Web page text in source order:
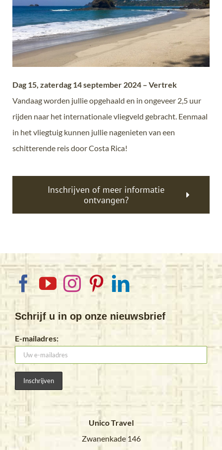
Dag 15, zaterdag 14 september 2024 – Vertrek
Vandaag worden jullie opgehaald en in ongeveer 2,5 uur
rijden naar het internationale vliegveld gebracht. Eenmaal
in het vliegtuig kunnen jullie nagenieten van een
schitterende reis door Costa Rica!
Inschrijven of meer informatie
ontvangen?
Schrijf u in op onze nieuwsbrief
E-mailadres:
Unico Travel
Zwanenkade 146